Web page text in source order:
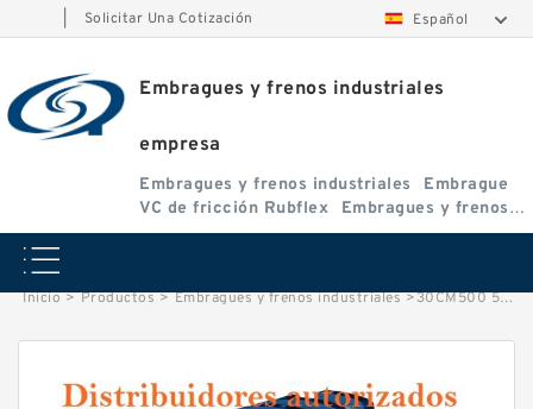
Solicitar Una Cotización Español
Embragues y frenos industriales
empresa
Embragues y frenos industriales
Embrague
VC de fricción Rubflex
Embragues y frenos
VC
Inicio > Productos > Embragues y frenos industriales >30CM500 51235 Eaton Airflex Embragues y Frenos